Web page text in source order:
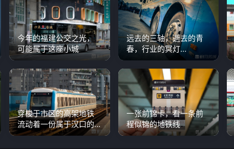
今年的福建公交之光，
可能属于这座小城
远去的三轴，逝去的青
春，行业的冥灯…
穿梭于市区的高架地铁
流动着一份属于汉口的
记忆
一张前锦卡，看一条前
程似锦的地铁线